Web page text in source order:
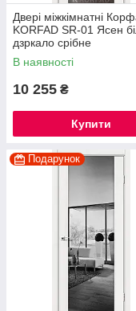
Двері міжкімнатні
KORFAD SR-01 Ясен
дзркало срібне
В наявності
10 255 ₴
Купити
Подарунок